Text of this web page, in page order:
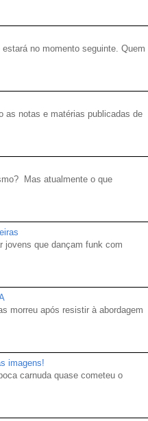
no momento seguinte. Quem
as notas e matérias publicadas de
Mas atualmente o que
jovens que dançam funk com
morreu após resistir à abordagem
imagens!
carnuda quase cometeu o